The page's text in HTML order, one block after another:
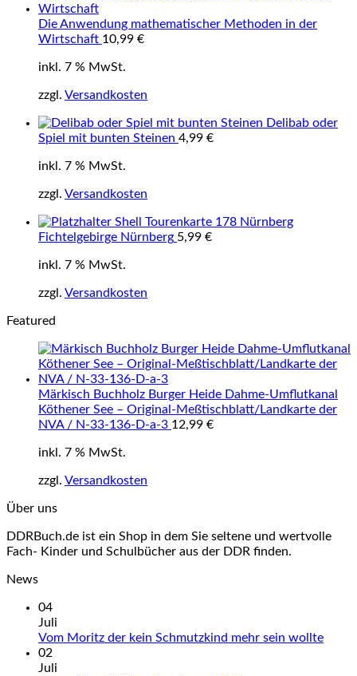
Die Anwendung mathematischer Methoden in der
Wirtschaft 10,99 €
inkl. 7 % MwSt.
zzgl. Versandkosten
Delibab oder
Spiel mit bunten Steinen 4,99 €
inkl. 7 % MwSt.
zzgl. Versandkosten
Shell Tourenkarte 178 Nürnberg
Fichtelgebirge Nürnberg 5,99 €
inkl. 7 % MwSt.
zzgl. Versandkosten
Featured
Märkisch Buchholz Burger Heide Dahme-Umflutkanal
Köthener See – Original-Meßtischblatt/Landkarte der
NVA / N-33-136-D-a-3 12,99 €
inkl. 7 % MwSt.
zzgl. Versandkosten
Über uns
DDRBuch.de ist ein Shop in dem Sie seltene und wertvolle
Fach- Kinder und Schulbücher aus der DDR finden.
News
04
Juli
Vom Moritz der kein Schmutzkind mehr sein wollte
02
Juli